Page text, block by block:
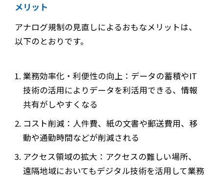
メリット
アナログ規制の見直しによるおもなメリットは、
以下のとおりです。
業務効率化・利便性の向上：データの蓄積やIT
技術の活用によりデータを利活用できる、情報
共有がしやすくなる
コスト削減：人件費、紙の文書や郵送費用、移
動や通勤時間などが削減される
アクセス領域の拡大：アクセスの難しい場所、
遠隔地域においてもデジタル技術を活用して業務